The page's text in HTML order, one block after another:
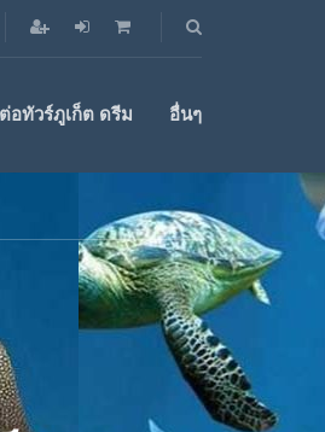
อทัวร์ภูเก็ต ดรีม อื่นๆ